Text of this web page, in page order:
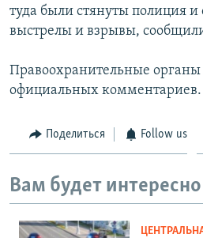
туда были стянуты полиция
выстрелы и взрывы,
Правоохранительные органы
официальных комментариев.
Поделиться Follow us
Вам будет интересно